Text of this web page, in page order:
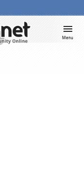
Menu